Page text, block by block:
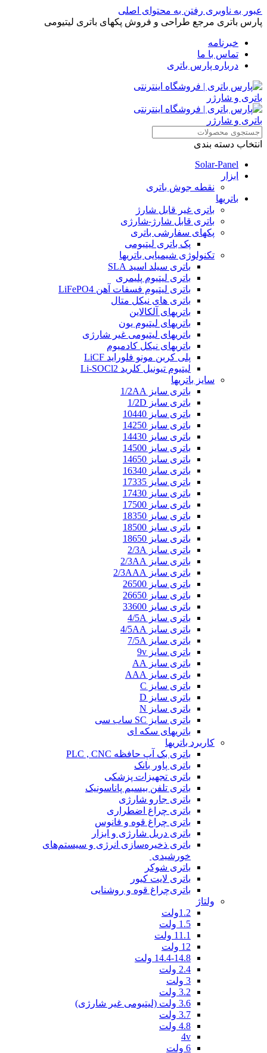
عبور به ناوبری رفتن به محتوای اصلی
پارس باتری مرجع طراحی و فروش پکهای باتری لیتیومی
خبرنامه
تماس با ما
درباره پارس باتری
انتخاب دسته بندی
Solar-Panel
ابزار
نقطه جوش باتری
باتریها
باتری غیر قابل شارژ
باتری قابل شارژ-شارژی
پکهای سفارشی باتری
پک باتری لیتیومی
تکنولوژی شیمیایی باتریها
باتری سیلد اسید SLA
باتری لیتیوم پلیمری
باتری لیتیوم فسفات آهن LiFePO4
باتری های نیکل متال
باتریهای آلکالاین
باتریهای لیتیوم یون
باتریهای لیتیومی غیر شارژی
باتریهای نیکل کادمیوم
پلی کربن مونو فلوراید LiCF
لیتیوم تیونیل کلرید Li-SOCl2
سایز باتریها
باتری سایز 1/2AA
باتری سایز 1/2D
باتری سایز 10440
باتری سایز 14250
باتری سایز 14430
باتری سایز 14500
باتری سایز 14650
باتری سایز 16340
باتری سایز 17335
باتری سایز 17430
باتری سایز 17500
باتری سایز 18350
باتری سایز 18500
باتری سایز 18650
باتری سایز 2/3A
باتری سایز 2/3AA
باتری سایز 2/3AAA
باتری سایز 26500
باتری سایز 26650
باتری سایز 33600
باتری سایز 4/5A
باتری سایز 4/5AA
باتری سایز 7/5A
باتری سایز 9v
باتری سایز AA
باتری سایز AAA
باتری سایز C
باتری سایز D
باتری سایز N
باتری سایز SC ساب سی
باتریهای سکه ای
کاربرد باتریها
باتری بک آپ حافظه PLC , CNC
باتری پاور بانک
باتری تجهیزات پزشکی
باتری تلفن بیسیم پاناسونیک
باتری جارو شارژی
باتری چراغ اضطراری
باتری چراغ قوه و فانوس
باتری دریل شارژی و ابزار
باتری ذخیره‌سازی انرژی و سیستم‌های
خورشیدی
باتری شوکر
باتری لایت کیور
باتری‌چراغ قوه و روشنایی
ولتاژ
1.2ولت
1.5 ولت
11.1 ولت
12 ولت
14.4-14.8 ولت
2.4 ولت
3 ولت
3.2 ولت
3.6 ولت (لیتیومی غیر شارژی)
3.7 ولت
4.8 ولت
4v
6 ولت